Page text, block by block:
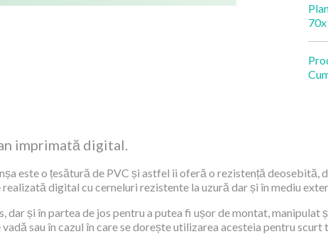
imprimată digital.
este o țesătură de PVC și astfel ii oferă o rezistență
digital cu cerneluri rezistente la uzură dar și în mediu
dar și în partea de jos pentru a putea fi ușor de montat,
sau în cazul în care se dorește utilizarea acesteia pentru scurt